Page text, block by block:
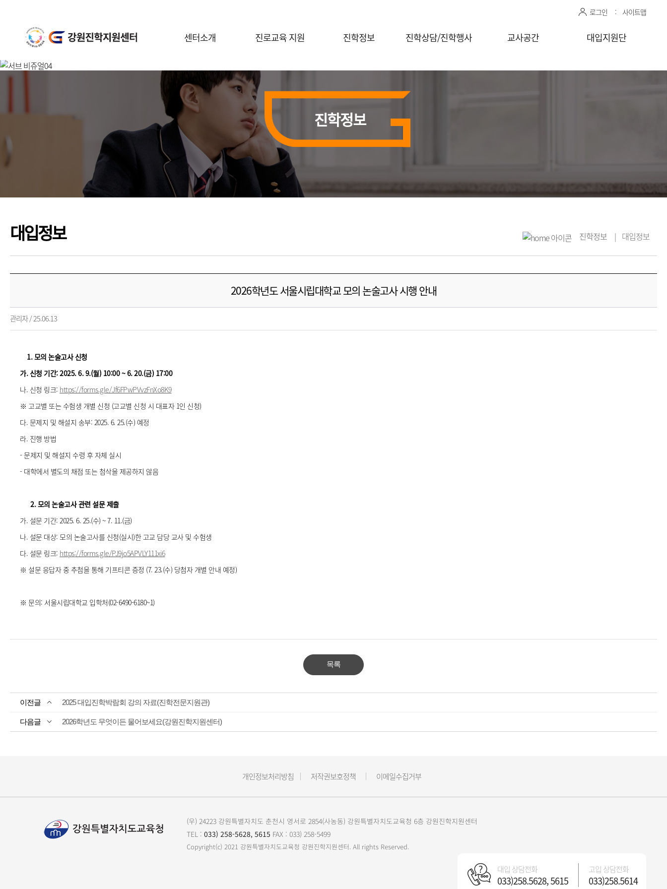
로그인 사이트맵
센터소개
센터안내
일정안내
공지사항
진로교육 지원
진로체험 프로그램 안내
대학연계 진로선택
홍보자료실
전공콘서트
행사신청(진로체험)
의학계열 전공탐색
진학정보
대입정보
대학별 정보
진학상담/진학행사
진학전문지원관 상담신청
대교협 진학상담교사
교사공간
센터자료실
대입지원단
진학상담 지원 관리
진학정보
대입정보 진학정보 대입정보
2026학년도 서울시립대학교 모의 논술고사 시행 안내
관리자 / 25.06.13
1. 모의 논술고사 신청
가. 신청 기간: 2025. 6. 9.(월) 10:00 ~ 6. 20.(금) 17:00
나. 신청 링크: https://forms.gle/Jf6FPwPVvzFnXo8K9
※ 고교별 또는 수험생 개별 신청 (고교별 신청 시 대표자 1인 신청)
다. 문제지 및 해설지 송부: 2025. 6. 25.(수) 예정
라. 진행 방법
- 문제지 및 해설지 수령 후 자체 실시
- 대학에서 별도의 채점 또는 첨삭을 제공하지 않음
2. 모의 논술고사 관련 설문 제출
가. 설문 기간: 2025. 6. 25.(수) ~ 7. 11.(금)
나. 설문 대상: 모의 논술고사를 신청(실시)한 고교 담당 교사 및 수험생
다. 설문 링크: https://forms.gle/PJ9jo5APVLY111xi6
※ 설문 응답자 중 추첨을 통해 기프티콘 증정 (7. 23.(수) 당첨자 개별 안내 예정)
※ 문의: 서울시립대학교 입학처(02-6490-6180~1)
목록
2025 대입진학박람회 강의 자료(진학전문지원관)
2026학년도 무엇이든 물어보세요(강원진학지원센터)
개인정보처리방침 저작권보호정책 이메일수집거부
(우) 24223 강원특별자치도 춘천시 영서로 2854(사농동) 강원특별자치도교육청 6층 강원진학지원센터
TEL :033) 258-5628, 5615 FAX : 033) 258-5499
Copyright(c) 2021 강원특별자치도교육청 강원진학지원센터. All rights Reserved.
대입 상담전화
033)258.5628, 5615
고입 상담전화
033)258.5614